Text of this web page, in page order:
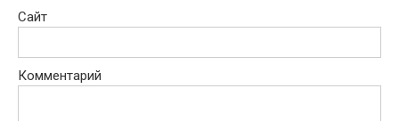
Сайт
Комментарий